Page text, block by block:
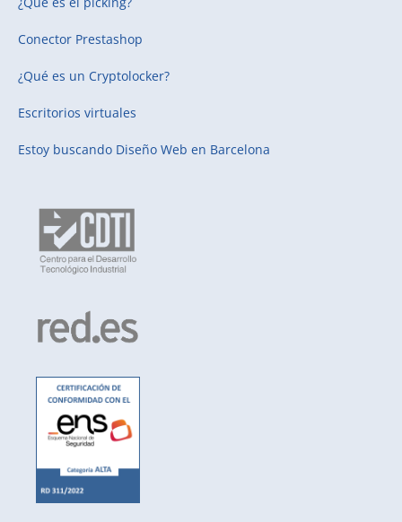
Conector Prestashop
¿Qué es un Cryptolocker?
Escritorios virtuales
Estoy buscando Diseño Web en Barcelona